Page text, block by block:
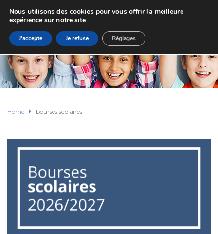
Home bourses scolaires
Nous utilisons des cookies pour vous offrir la meilleure
expérience sur notre site
J'accepte Je refuse Réglages